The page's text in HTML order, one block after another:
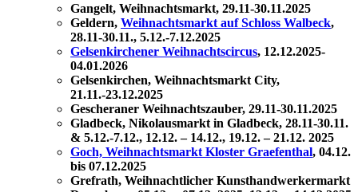
Gangelt, Weihnachtsmarkt, 29.11-30.11.2025
Geldern, Weihnachtsmarkt auf Schloss Walbeck,
28.11-30.11., 5.12.-7.12.2025
Gelsenkirchener Weihnachtscircus, 12.12.2025-
04.01.2026
Gelsenkirchen, Weihnachtsmarkt City,
21.11.-23.12.2025
Gescheraner Weihnachtszauber, 29.11-30.11.2025
Gladbeck, Nikolausmarkt in Gladbeck, 28.11-30.11.
& 5.12.-7.12., 12.12. – 14.12., 19.12. – 21.12. 2025
Goch, Weihnachtsmarkt Kloster Graefenthal, 04.12.
bis 07.12.2025
Grefrath, Weihnacht­licher Kunst­handwerker­markt